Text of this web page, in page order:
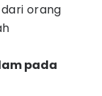
orang
pada